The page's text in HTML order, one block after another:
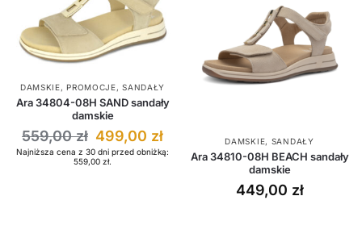
DAMSKIE,PROMOCJE,SANDAŁY
Ara 34804-08H SAND sandały
damskie
559,00zł 499,00 zł
Najniższa cena z 30 dni przed obniżką:
559,00 zł.
DAMSKIE, SANDAŁY
Ara 34810-08H BEACH sandały
damskie
449,00 zł